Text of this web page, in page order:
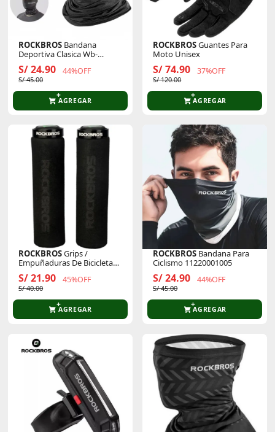
ROCKBROS Bandana
Deportiva Clasica Wb-
001b003
S/ 24.90 44%OFF
S/ 45.00
AGREGAR
ROCKBROSGuantes Para
Moto Unisex
S/ 74.90 37%OFF
S/ 120.00
AGREGAR
ROCKBROSGrips /
Empuñaduras De Bicicleta
De Espuma
S/ 21.90 45%OFF
S/ 40.00
AGREGAR
ROCKBROS Bandana Para
Ciclismo 11220001005
S/ 24.90 44%OFF
S/ 45.00
AGREGAR